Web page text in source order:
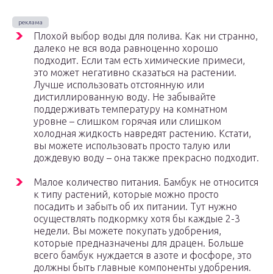
Плохой выбор воды для полива. Как ни странно,
далеко не вся вода равноценно хорошо
подходит. Если там есть химические примеси,
это может негативно сказаться на растении.
Лучше использовать отстоянную или
дистиллированную воду. Не забывайте
поддерживать температуру на комнатном
уровне – слишком горячая или слишком
холодная жидкость навредят растению. Кстати,
вы можете использовать просто талую или
дождевую воду – она также прекрасно подходит.
Малое количество питания. Бамбук не относится
к типу растений, которые можно просто
посадить и забыть об их питании. Тут нужно
осуществлять подкормку хотя бы каждые 2-3
недели. Вы можете покупать удобрения,
которые предназначены для драцен. Больше
всего бамбук нуждается в азоте и фосфоре, это
должны быть главные компоненты удобрения.